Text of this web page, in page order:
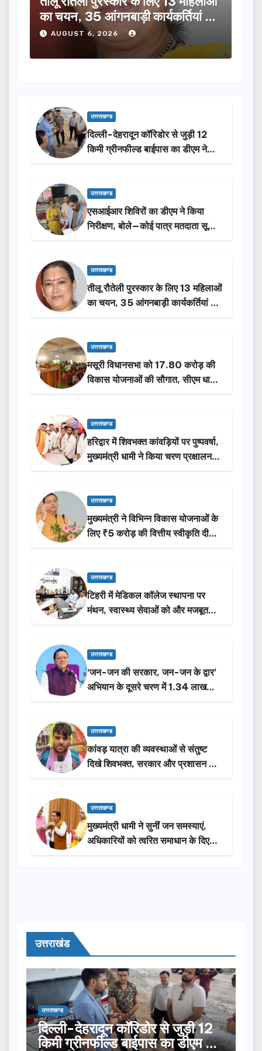
का चयन, 35 आंगनबाड़ी कार्यकर्तियां भी
होंगी सम्मानित…
AUGUST 6, 2026
उत्तराखण्ड
दिल्ली-देहरादून कॉरिडोर से जुड़ी 12
किमी ग्रीनफील्ड बाईपास का डीएम ने
किया निरीक्षण…
उत्तराखण्ड
एसआईआर शिविरों का डीएम ने किया
निरीक्षण, बोले—कोई पात्र मतदाता सूची
से न छूटे…
उत्तराखण्ड
तीलू रौतेली पुरस्कार के लिए 13 महिलाओं
का चयन, 35 आंगनबाड़ी कार्यकर्तियां भी
होंगी सम्मानित…
उत्तराखण्ड
मसूरी विधानसभा को 17.80 करोड़ की
विकास योजनाओं की सौगात, सीएम धामी
ने किया लोकार्पण-शिलान्यास.
उत्तराखण्ड
हरिद्वार में शिवभक्त कांवड़ियों पर पुष्पवर्षा,
मुख्यमंत्री धामी ने किया चरण प्रक्षालन…
उत्तराखण्ड
मुख्यमंत्री ने विभिन्न विकास योजनाओं के
लिए ₹5 करोड़ की वित्तीय स्वीकृति दी…
उत्तराखण्ड
टिहरी में मेडिकल कॉलेज स्थापना पर
मंथन, स्वास्थ्य सेवाओं को और मजबूत
करेगी सरकार: मुख्यमंत्री धामी…
उत्तराखण्ड
‘जन-जन की सरकार, जन-जन के द्वार’
अभियान के दूसरे चरण में 1.34 लाख
लोगों की भागीदारी…
उत्तराखण्ड
कांवड़ यात्रा की व्यवस्थाओं से संतुष्ट
दिखे शिवभक्त, सरकार और प्रशासन की
सराहना…
उत्तराखण्ड
मुख्यमंत्री धामी ने सुनीं जन समस्याएं,
अधिकारियों को त्वरित समाधान के दिए
निर्देश
उत्तराखंड
उत्तराखण्ड
दिल्ली-देहरादून कॉरिडोर से जुड़ी 12
किमी ग्रीनफील्ड बाईपास का डीएम ने